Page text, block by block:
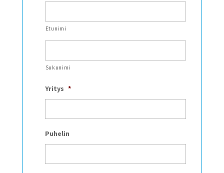
Etunimi
Sukunimi
Yritys *
Puhelin